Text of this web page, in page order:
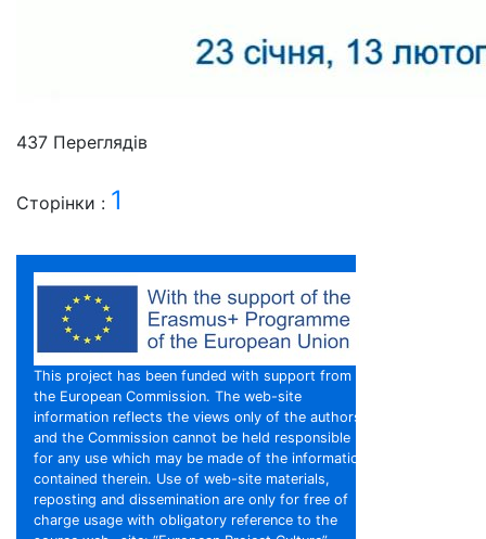
437 Пере­гля­дів
Сторінки : 1
This project has been funded with support from
the European Commission. The web-site
information reflects the views only of the authors,
and the Commission cannot be held responsible
for any use which may be made of the information
contained therein. Use of web-site materials,
reposting and dissemination are only for free of
charge usage with obligatory reference to the